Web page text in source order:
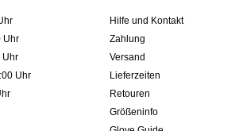
Uhr
Uhr
Uhr
Hilfe und Kontakt
Zahlung
Versand
Lieferzeiten
Retouren
Größeninfo